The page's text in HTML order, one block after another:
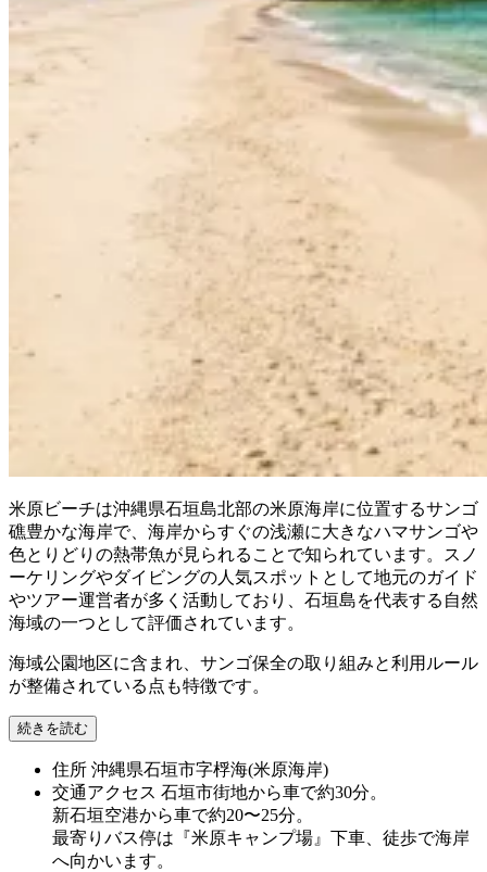
米原ビーチは沖縄県石垣島北部の米原海岸に位置するサンゴ
礁豊かな海岸で、海岸からすぐの浅瀬に大きなハマサンゴや
色とりどりの熱帯魚が見られることで知られています。スノ
ーケリングやダイビングの人気スポットとして地元のガイド
やツアー運営者が多く活動しており、石垣島を代表する自然
海域の一つとして評価されています。
海域公園地区に含まれ、サンゴ保全の取り組みと利用ルール
が整備されている点も特徴です。
続きを読む
住所 沖縄県石垣市字桴海(米原海岸)
交通アクセス 石垣市街地から車で約30分。
新石垣空港から車で約20〜25分。
最寄りバス停は『米原キャンプ場』下車、徒歩で海岸
へ向かいます。